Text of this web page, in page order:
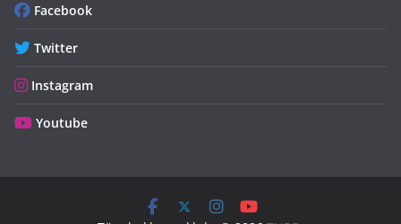
Facebook
Twitter
Instagram
Youtube